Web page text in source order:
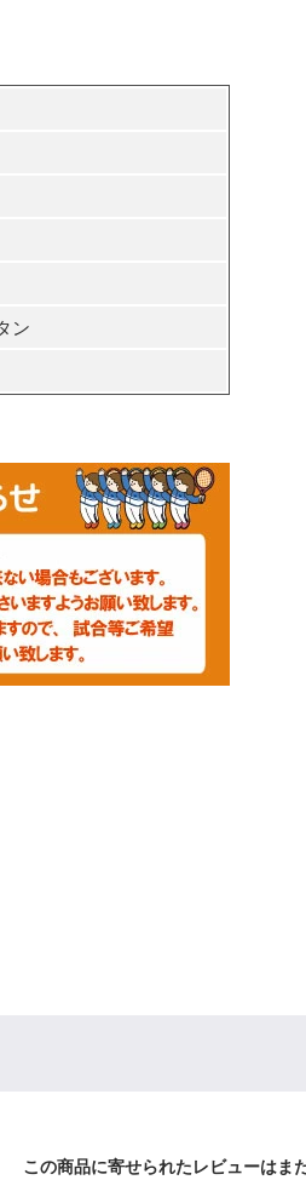
ン
この商品に寄せられたレビューはま